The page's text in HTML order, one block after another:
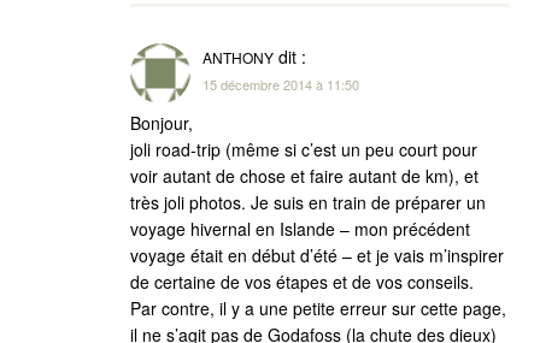
ANTHONY dit :
15 décembre 2014 à 11:50
Bonjour,
joli road-trip (même si c’est un peu court pour
voir autant de chose et faire autant de km), et
très joli photos. Je suis en train de préparer un
voyage hivernal en Islande – mon précédent
voyage était en début d’été – et je vais m’inspirer
de certaine de vos étapes et de vos conseils.
Par contre, il y a une petite erreur sur cette page,
il ne s’agit pas de Godafoss (la chute des dieux)